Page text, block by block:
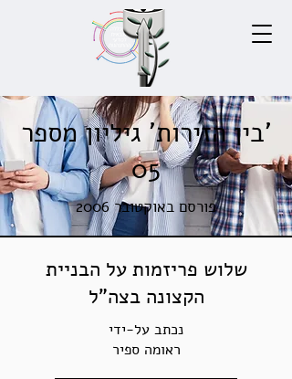
'בין הזירות' גיליון מספר
05
פורסם באוקטובר 2006
שלוש פריזמות על הבניית
הקצונה בצה"ל
נכתב על-ידי
ראומה ספיר